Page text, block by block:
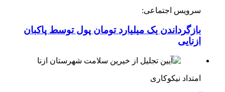
سرویس اجتماعی:
بازگرداندن یک میلیارد تومان پول توسط پاکبان
ازنایی
امتداد نیکوکاری